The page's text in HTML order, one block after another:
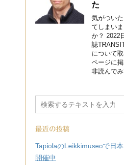
た
気がつい
てしまい
か？ 2022
誌
について
ページに
非読んで
最近の投稿
TapiolaのLeikkimuseoで日
開催中